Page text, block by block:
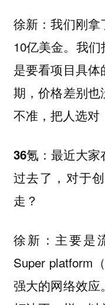
徐新：我们刚拿
10亿美金。我
是要看项目具
期，价格差别
不准，把人选对
36氪：最近大家
过去了，对于
走？
徐新 ：主要是
Super platform
强大的网络效